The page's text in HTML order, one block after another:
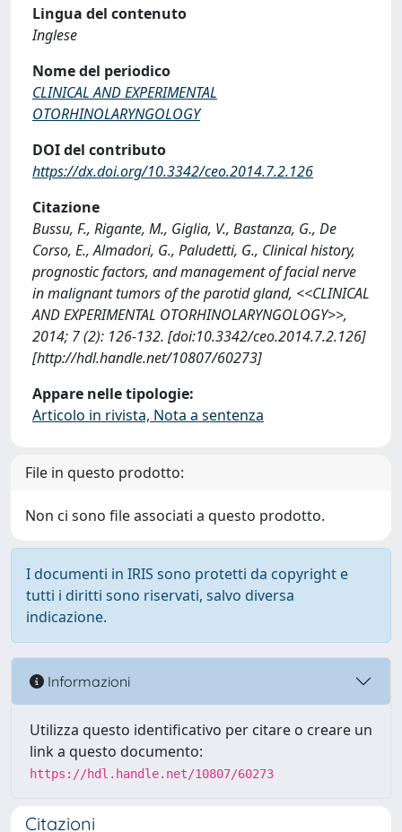
Lingua del contenuto
Inglese
Nome del periodico
CLINICAL AND EXPERIMENTAL
OTORHINOLARYNGOLOGY
DOI del contributo
https://dx.doi.org/10.3342/ceo.2014.7.2.126
Citazione
Bussu, F., Rigante, M., Giglia, V., Bastanza, G., De
Corso, E., Almadori, G., Paludetti, G., Clinical history,
prognostic factors, and management of facial nerve
in malignant tumors of the parotid gland, <<CLINICAL
AND EXPERIMENTAL OTORHINOLARYNGOLOGY>>,
2014; 7 (2): 126-132. [doi:10.3342/ceo.2014.7.2.126]
[http://hdl.handle.net/10807/60273]
Appare nelle tipologie:
Articolo in rivista, Nota a sentenza
File in questo prodotto:
Non ci sono file associati a questo prodotto.
I documenti in IRIS sono protetti da copyright e
tutti i diritti sono riservati, salvo diversa
indicazione.
Informazioni
Utilizza questo identificativo per citare o creare un
link a questo documento:
https://hdl.handle.net/10807/60273
Citazioni